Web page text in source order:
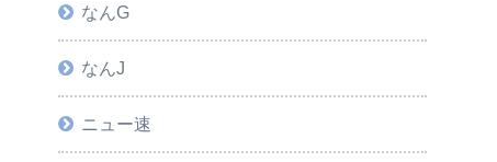
なんG
なんJ
ニュー速